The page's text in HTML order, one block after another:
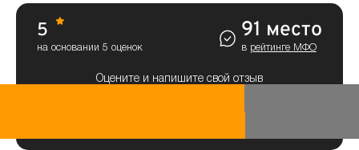
5
на основании 5 оценок
91 место
в рейтинге МФО
Оцените и напишите свой отзыв